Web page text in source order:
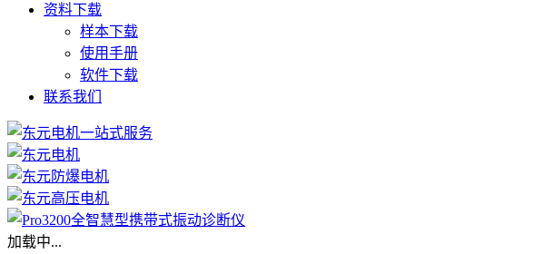
资料下载
样本下载
使用手册
软件下载
联系我们
加载中...